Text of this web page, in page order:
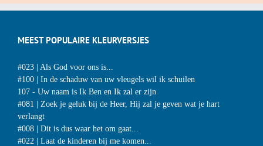
MEEST POPULAIRE KLEURVERSJES
#023 | Als God voor ons is...
#100 | In de schaduw van uw vleugels wil ik schuilen
107 - Uw naam is Ik Ben en Ik zal er zijn
#081 | Zoek je geluk bij de Heer, Hij zal je geven wat je hart
verlangt
#008 | Dit is dus waar het om gaat...
#022 | Laat de kinderen bij me komen...